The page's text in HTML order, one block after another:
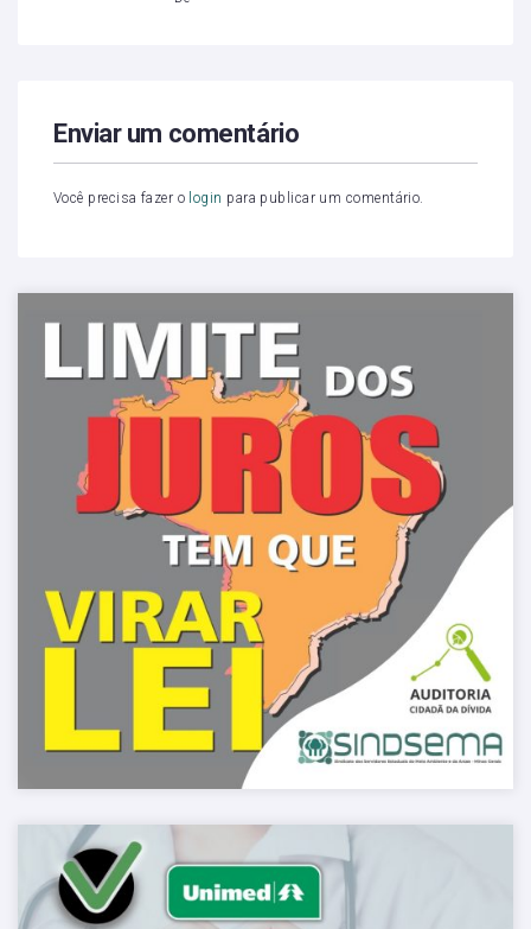
Enviar um comentário
Você precisa fazer o login para publicar um comentário.